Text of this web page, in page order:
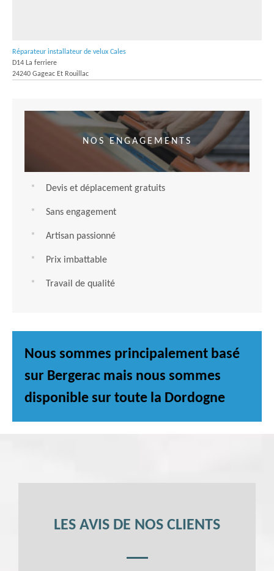
Réparateur installateur de velux Cales
D14 La ferriere
24240 Gageac Et Rouillac
NOS ENGAGEMENTS
Devis et déplacement gratuits
Sans engagement
Artisan passionné
Prix imbattable
Travail de qualité
Nous sommes principalement basé
sur Bergerac mais nous sommes
disponible sur toute la Dordogne
LES AVIS DE NOS CLIENTS